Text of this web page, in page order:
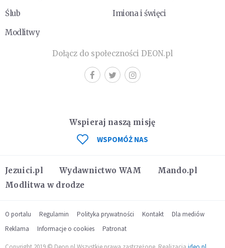
Ślub
Imiona i święci
Modlitwy
Dołącz do społeczności DEON.pl
Jezuici.pl Wydawnictwo WAM
Mando.pl
Modlitwa w drodze
Wspieraj naszą misję
WSPOMÓŻ NAS
O portalu Regulamin Polityka prywatności Kontakt
Dla mediów
Reklama
Informacje o cookies Patronat